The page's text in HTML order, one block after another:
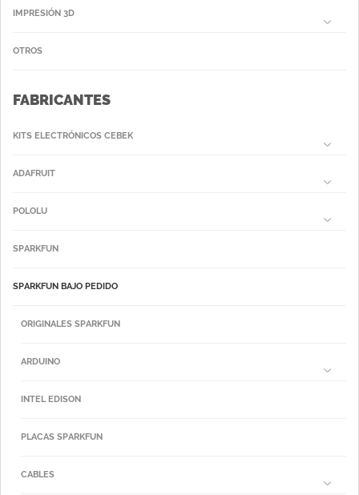
IMPRESIÓN 3D
OTROS
FABRICANTES
KITS ELECTRÓNICOS CEBEK
ADAFRUIT
POLOLU
SPARKFUN
SPARKFUN BAJO PEDIDO
ORIGINALES SPARKFUN
ARDUINO
INTEL EDISON
PLACAS SPARKFUN
CABLES